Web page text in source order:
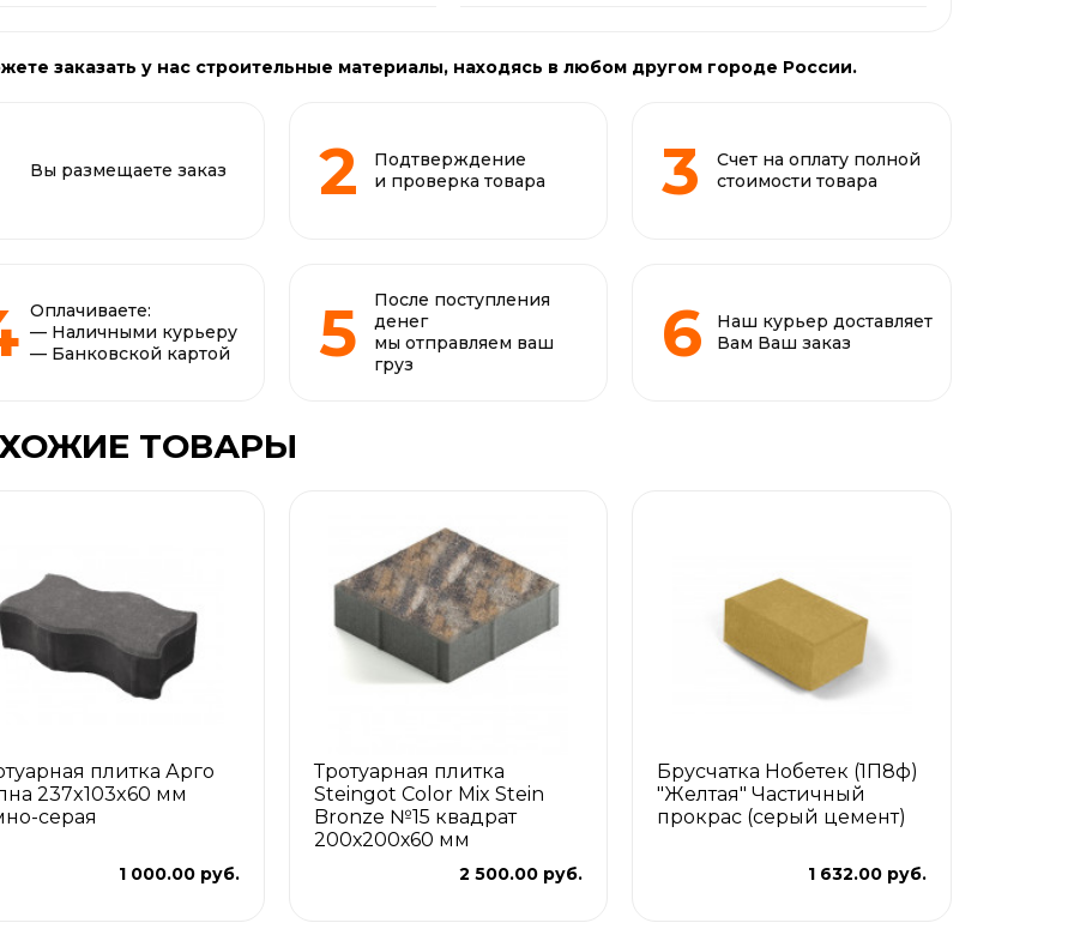
заказать у нас строительные материалы, находясь в любом другом городе России.
Вы размещаете заказ
Подтверждение
и проверка товара
Счет на оплату полной
стоимости товара
Оплачиваете:
— Наличными курьеру
— Банковской картой
После поступления
денег
мы отправляем ваш
груз
Наш курьер доставляет
Вам Ваш заказ
ТОВАРЫ
плитка Арго
237x103x60 мм
серая
1 000.00 руб.
Тротуарная плитка
Steingot Color Mix Stein
Bronze №15 квадрат
200х200х60 мм
2 500.00 руб.
Брусчатка Нобетек (1П8ф)
"Желтая" Частичный
прокрас (серый цемент)
1 632.00 руб.